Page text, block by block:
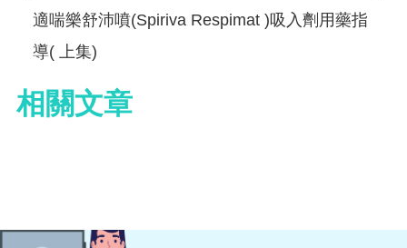
適喘樂舒沛噴(Spiriva Respimat )吸入劑用藥指
導( 上集)
相關文章